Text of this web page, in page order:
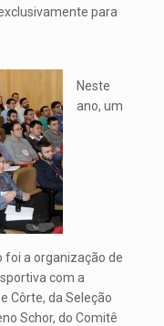
para
Neste
ano, um
foi a organização de
com a
Côrte, da Seleção
Schor, do Comitê